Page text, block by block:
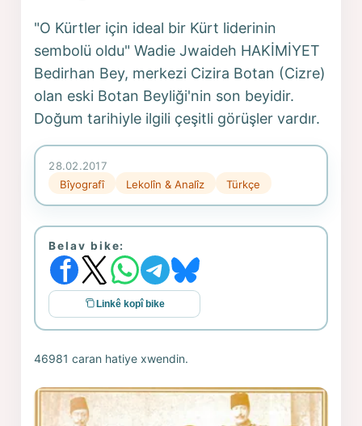
"O Kürtler için ideal bir Kürt liderinin
sembolü oldu" Wadie Jwaideh HAKİMİYET
Bedirhan Bey, merkezi Cizira Botan (Cizre)
olan eski Botan Beyliği'nin son beyidir.
Doğum tarihiyle ilgili çeşitli görüşler vardır.
28.02.2017
Bîyografî
Lekolîn & Analîz Türkçe
Belav bike:
Linkê kopî bike
46981 caran hatiye xwendin.